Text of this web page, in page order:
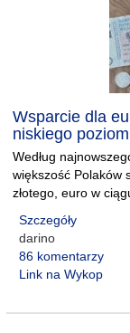
Wsparcie dla
niskiego
Według
większość Polaków
złotego, euro w
Szczegóły
darino
86 komentarzy
Link na Wykop